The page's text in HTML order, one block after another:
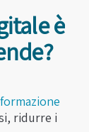
è
ridurre i